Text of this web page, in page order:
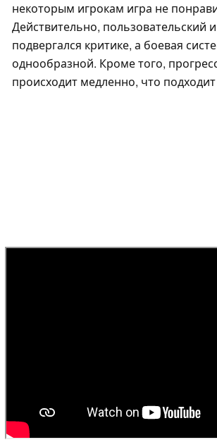
некоторым игрокам игра не
Действительно, пользовательский
подвергался критике, а боевая
однообразной. Кроме того,
происходит медленно, что